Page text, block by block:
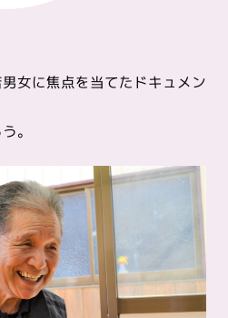
女に焦点を当てたドキュメン
。